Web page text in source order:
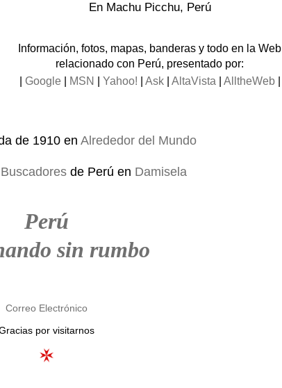
En Machu Picchu, Perú
Información, fotos, mapas, banderas y todo en la Web
relacionado con Perú, presentado por:
Google| MSN Yahoo! Ask| AltaVista AlltheWeb|
de 1910 en Alrededor del Mundo
Buscadoresde Perú en Damisela
Perú
sin rumbo
Correo Electrónico
por visitarnos